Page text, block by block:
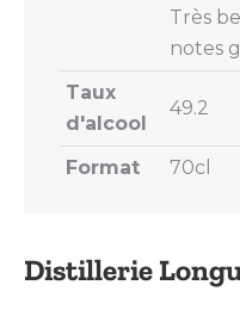
Distillerie
Très
notes
Taux
d'alcool
49.2
Format 70cl